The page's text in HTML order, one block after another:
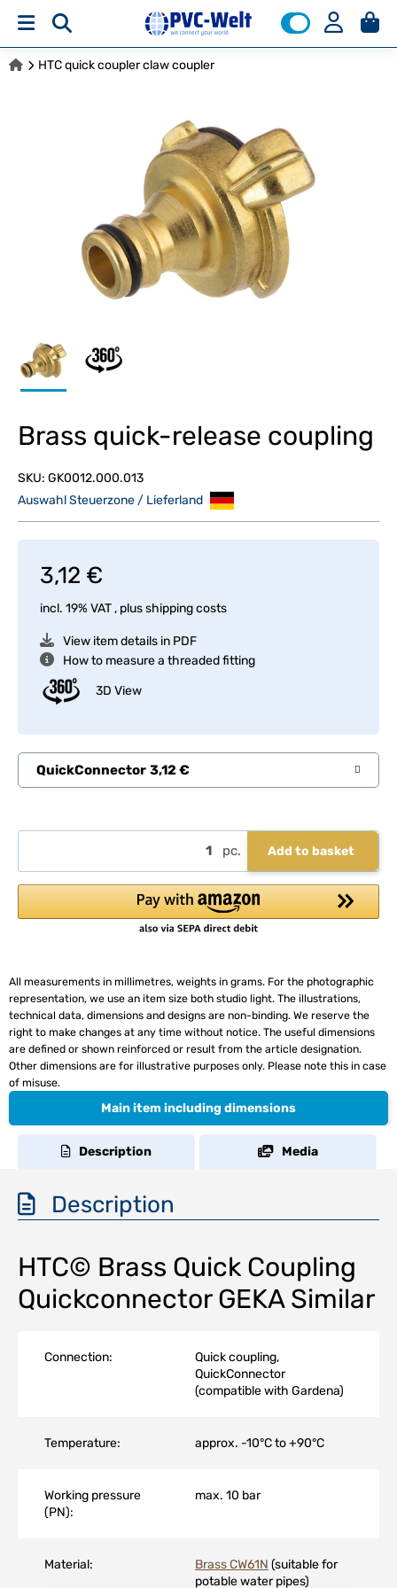
HTC quick coupler claw coupler
Brass quick-release coupling
SKU: GK0012.000.013
Auswahl Steuerzone / Lieferland
3,12 €
incl. 19% VAT , plusshipping costs
View item details in PDF
How to measure a threaded fitting
3D View
QuickConnector 3,12 €
pc. Add to basket
All measurements in millimetres, weights in grams. For the photographic
representation, we use an item size both studio light. The illustrations,
technical data, dimensions and designs are non-binding. We reserve the
right to make changes at any time without notice. The useful dimensions
are defined or shown reinforced or result from the article designation.
Other dimensions are for illustrative purposes only. Please note this in case
of misuse.
Main item including dimensions
Description Media
Description
HTC© Brass Quick Coupling
Quickconnector GEKA Similar
Connection:
Quick coupling,
QuickConnector
(compatible with Gardena)
Temperature: approx. -10°C to +90°C
Working pressure
(PN):
max. 10 bar
Material: Brass CW61N (suitable for
potable water pipes)